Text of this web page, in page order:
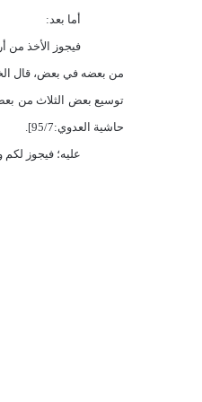
أما بعد:
فيجوز الأخذ من
من بعضه في بعض، قال
توسيع بعض الثلاث من
حاشية العدوي:95/7].
عليه؛ فيجوز لكم